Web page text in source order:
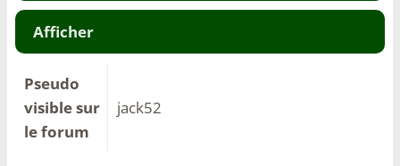
Afficher
Pseudo
visible sur
le forum
jack52